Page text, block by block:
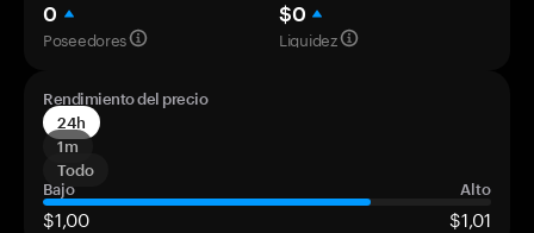
0
Poseedores
$0
Liquidez
Rendimiento del precio
24h
1m
Todo
Bajo
Alto
$1,00 $1,01